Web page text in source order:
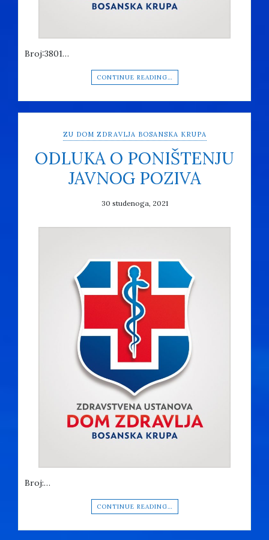
Broj:3801…
CONTINUE READING…
ZU DOM ZDRAVLJA BOSANSKA KRUPA
ODLUKA O PONIŠTENJU
JAVNOG POZIVA
30 studenoga, 2021
Broj:…
CONTINUE READING…